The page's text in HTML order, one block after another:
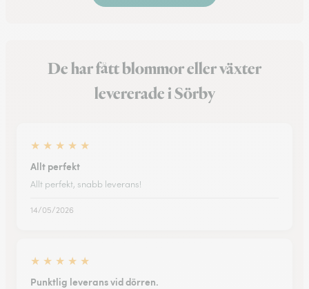
De har fått blommor eller växter
levererade i Sörby
★ ★ ★ ★ ★
Allt perfekt
Allt perfekt, snabb leverans!
14/05/2026
★ ★ ★ ★ ★
Punktlig leverans vid dörren.